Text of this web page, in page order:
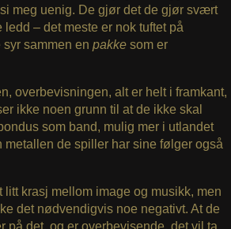
meg uenig. De gjør det de gjør svært
– det meste er nok tuftet på
sammen en pakkesom er
overbevisningen, alt er helt i framkant,
ikke noen grunn til at de ikke skal
som band, mulig mer i utlandet
metallen de spiller har sine følger også
litt krasj mellom image og musikk, men
det nødvendigvis noe negativt. At de
på det, og er overbevisende, det vil ta